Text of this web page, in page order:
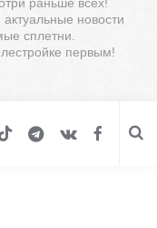
новости
сплетни.
первым!